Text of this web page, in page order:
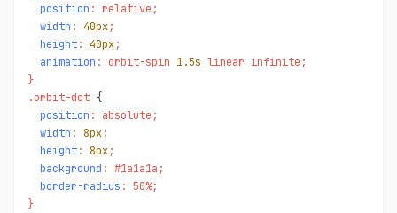
position : relative;
width : 40px;
height: 40px;
animation : orbit-spin 1.5s linear infinite;
}
.orbit-dot
position : absolute;
width : 8px;
height: 8px;
background : #1a1a1a;
border-radius : 50%;
}